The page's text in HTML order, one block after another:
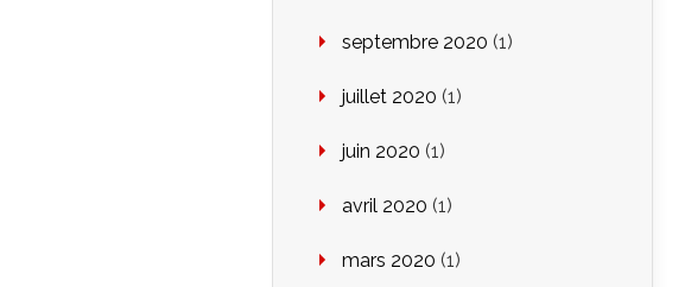
septembre 2020 (1)
juillet 2020 (1)
juin 2020 (1)
avril 2020 (1)
mars 2020 (1)